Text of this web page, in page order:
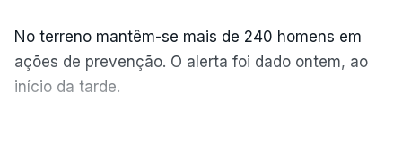
No terreno mantêm-se mais de 240 homens em
ações de prevenção. O alerta foi dado ontem, ao
início da tarde.